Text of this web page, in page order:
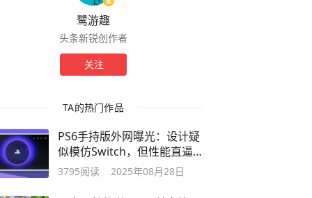
鹭游趣
头条新锐创作者
关注
TA的热门作品
PS6手持版外网曝光：设计疑
似模仿Switch，但性能直逼
PS5
3795阅读 2025年08月28日